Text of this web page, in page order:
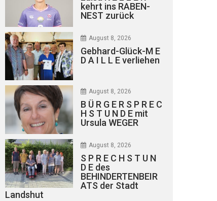
kehrt ins RABEN-
NEST zurück
August 8, 2026
Gebhard-Glück-M E
D A I L L E verliehen
August 8, 2026
B Ü R G E R S P R E C
H S T U N D E mit
Ursula WEGER
August 8, 2026
S P R E C H S T U N
D E des
BEHINDERTENBEIR
ATS der Stadt
Landshut